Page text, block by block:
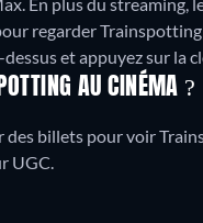
regarder
et appuyez sur la
AU CINÉMA ?
billets pour voir
UGC.